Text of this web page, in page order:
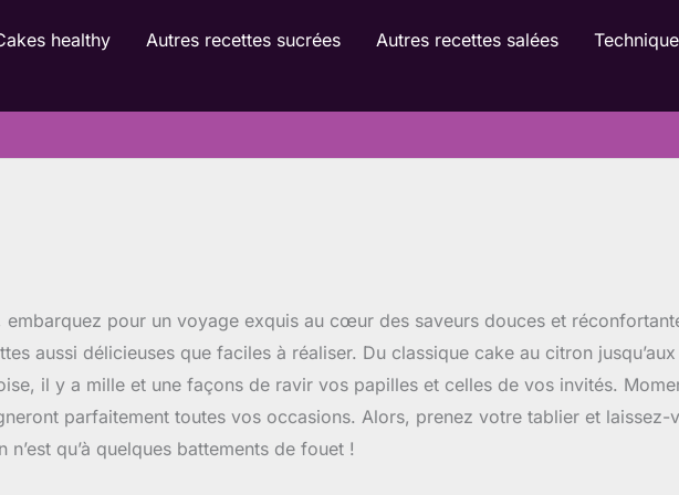
healthy Autres recettes sucrées Autres recettes salées
pour un voyage exquis au cœur des saveurs douces et
aussi délicieuses que faciles à réaliser. Du classique cake au citron
il y a mille et une façons de ravir vos papilles et celles de vos invités.
parfaitement toutes vos occasions. Alors, prenez votre tablier et laissez-
qu’à quelques battements de fouet !